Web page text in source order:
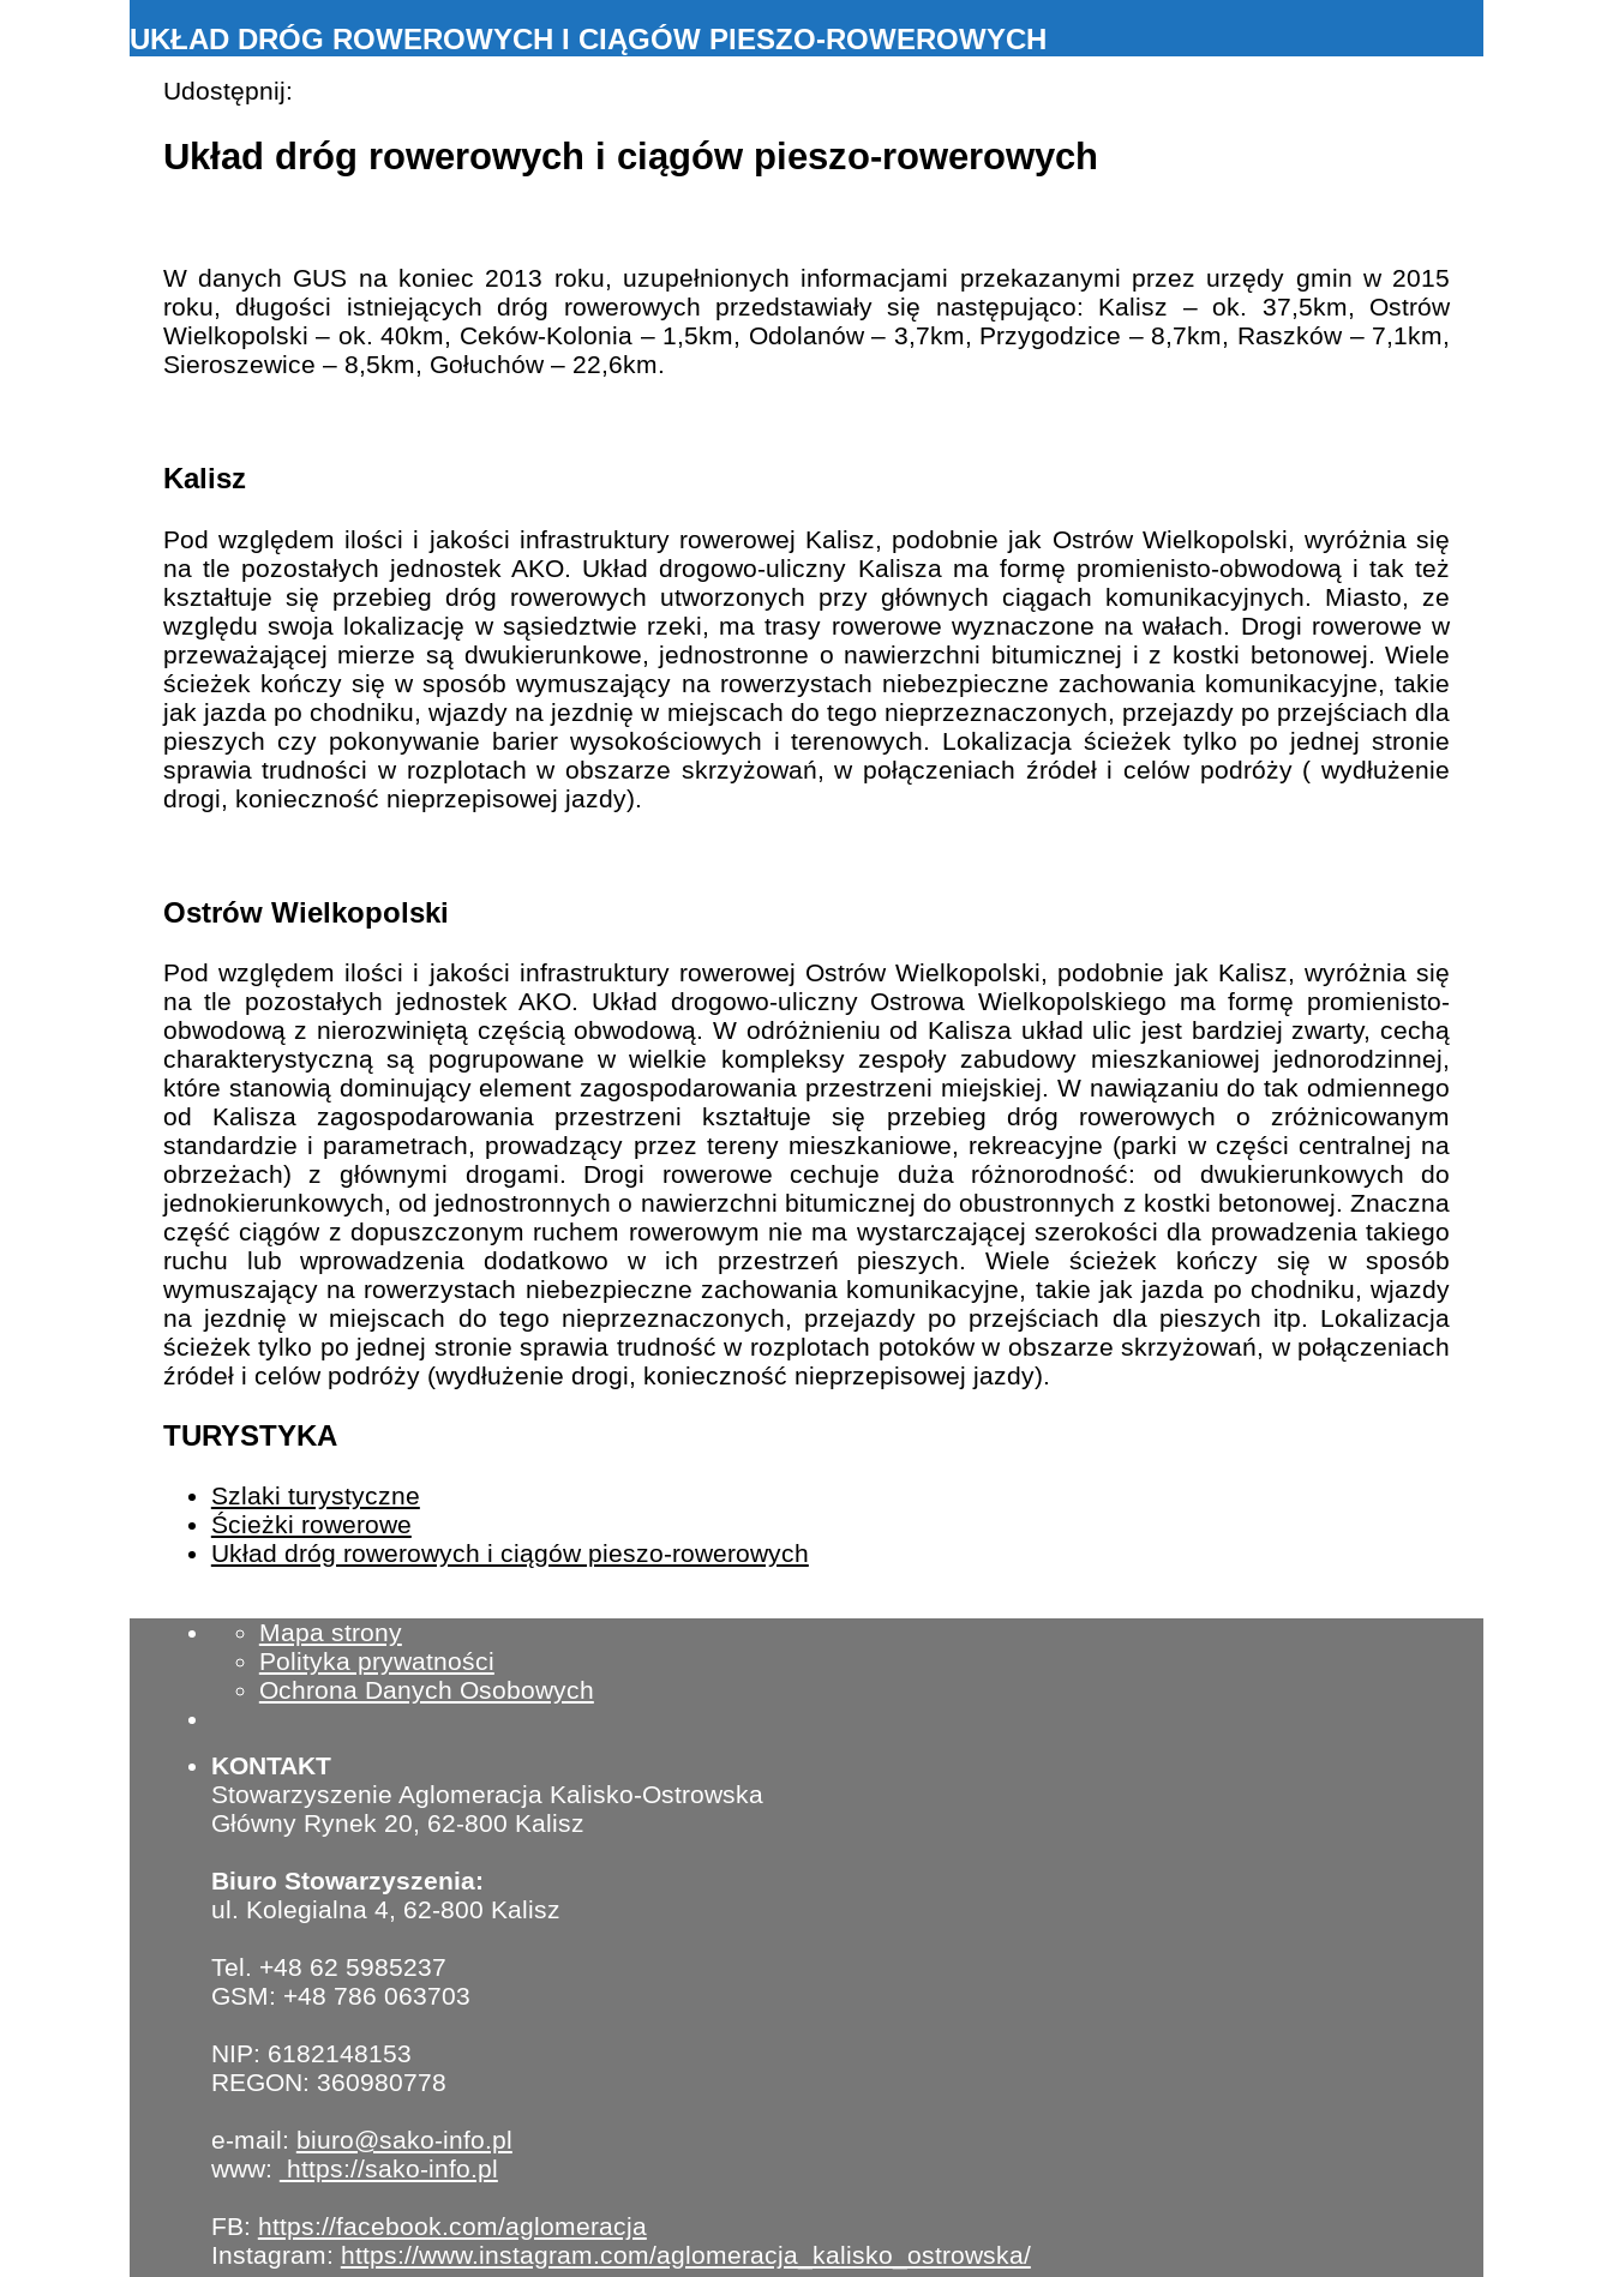
UKŁAD DRÓG ROWEROWYCH I CIĄGÓW PIESZO-ROWEROWYCH
Udostępnij:
Układ dróg rowerowych i ciągów pieszo-rowerowych
W danych GUS na koniec 2013 roku, uzupełnionych informacjami przekazanymi przez urzędy gmin w 2015
roku, długości istniejących dróg rowerowych przedstawiały się następująco: Kalisz – ok. 37,5km, Ostrów
Wielkopolski – ok. 40km, Ceków-Kolonia – 1,5km, Odolanów – 3,7km, Przygodzice – 8,7km, Raszków – 7,1km,
Sieroszewice – 8,5km, Gołuchów – 22,6km.
Kalisz
Pod względem ilości i jakości infrastruktury rowerowej Kalisz, podobnie jak Ostrów Wielkopolski, wyróżnia się
na tle pozostałych jednostek AKO. Układ drogowo-uliczny Kalisza ma formę promienisto-obwodową i tak też
kształtuje się przebieg dróg rowerowych utworzonych przy głównych ciągach komunikacyjnych. Miasto, ze
względu swoja lokalizację w sąsiedztwie rzeki, ma trasy rowerowe wyznaczone na wałach. Drogi rowerowe w
przeważającej mierze są dwukierunkowe, jednostronne o nawierzchni bitumicznej i z kostki betonowej. Wiele
ścieżek kończy się w sposób wymuszający na rowerzystach niebezpieczne zachowania komunikacyjne, takie
jak jazda po chodniku, wjazdy na jezdnię w miejscach do tego nieprzeznaczonych, przejazdy po przejściach dla
pieszych czy pokonywanie barier wysokościowych i terenowych. Lokalizacja ścieżek tylko po jednej stronie
sprawia trudności w rozplotach w obszarze skrzyżowań, w połączeniach źródeł i celów podróży ( wydłużenie
drogi, konieczność nieprzepisowej jazdy).
Ostrów Wielkopolski
Pod względem ilości i jakości infrastruktury rowerowej Ostrów Wielkopolski, podobnie jak Kalisz, wyróżnia się
na tle pozostałych jednostek AKO. Układ drogowo-uliczny Ostrowa Wielkopolskiego ma formę promienisto-
obwodową z nierozwiniętą częścią obwodową. W odróżnieniu od Kalisza układ ulic jest bardziej zwarty, cechą
charakterystyczną są pogrupowane w wielkie kompleksy zespoły zabudowy mieszkaniowej jednorodzinnej,
które stanowią dominujący element zagospodarowania przestrzeni miejskiej. W nawiązaniu do tak odmiennego
od Kalisza zagospodarowania przestrzeni kształtuje się przebieg dróg rowerowych o zróżnicowanym
standardzie i parametrach, prowadzący przez tereny mieszkaniowe, rekreacyjne (parki w części centralnej na
obrzeżach) z głównymi drogami. Drogi rowerowe cechuje duża różnorodność: od dwukierunkowych do
jednokierunkowych, od jednostronnych o nawierzchni bitumicznej do obustronnych z kostki betonowej. Znaczna
część ciągów z dopuszczonym ruchem rowerowym nie ma wystarczającej szerokości dla prowadzenia takiego
ruchu lub wprowadzenia dodatkowo w ich przestrzeń pieszych. Wiele ścieżek kończy się w sposób
wymuszający na rowerzystach niebezpieczne zachowania komunikacyjne, takie jak jazda po chodniku, wjazdy
na jezdnię w miejscach do tego nieprzeznaczonych, przejazdy po przejściach dla pieszych itp. Lokalizacja
ścieżek tylko po jednej stronie sprawia trudność w rozplotach potoków w obszarze skrzyżowań, w połączeniach
źródeł i celów podróży (wydłużenie drogi, konieczność nieprzepisowej jazdy).
TURYSTYKA
Szlaki turystyczne
Ścieżki rowerowe
Układ dróg rowerowych i ciągów pieszo-rowerowych
Mapa strony
Polityka prywatności
Ochrona Danych Osobowych
KONTAKT
Stowarzyszenie Aglomeracja Kalisko-Ostrowska
Główny Rynek 20, 62-800 Kalisz
Biuro Stowarzyszenia:
ul. Kolegialna 4, 62-800 Kalisz
Tel. +48 62 5985237
GSM: +48 786 063703
NIP: 6182148153
REGON: 360980778
e-mail: biuro@sako-info.pl
www:
https://sako-info.pl
FB: https://facebook.com/aglomeracja
Instagram: https://www.instagram.com/aglomeracja_kalisko_ostrowska/